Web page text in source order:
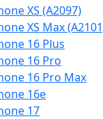
XS (A2097)
XS Max
16 Plus
16 Pro
16 Pro Max
16e
17